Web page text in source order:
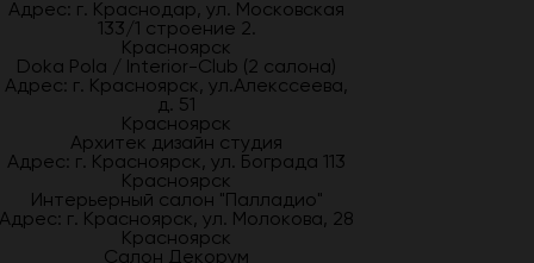
Адрес: г. Краснодар, ул. Московская
133/1 строение 2.
Красноярск
Doka Pola / Interior-Club (2 салона)
Адрес: г. Красноярск, ул.Алекссеева,
д. 51
Красноярск
Архитек дизайн студия
Адрес: г. Красноярск, ул. Бограда 113
Красноярск
Интерьерный салон "Палладио"
Адрес: г. Красноярск, ул. Молокова, 28
Красноярск
Салон Декорум